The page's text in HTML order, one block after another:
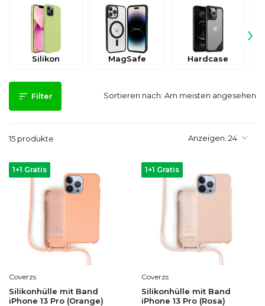
Silikon MagSafe Hardcase
›
Filter
15 produkte Anzeigen:
Sortieren nach:
1+1 Gratis
Coverzs
Silikonhülle mit Band
iPhone 13 Pro (Orange)
1+1 Gratis
Coverzs
Silikonhülle mit Band
iPhone 13 Pro (Rosa)